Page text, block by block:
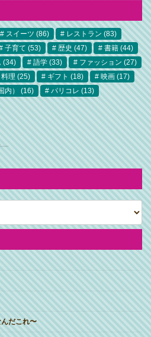
スイーツ (86) レストラン (83)
子育て (53) 歴史 (47) 書籍 (44)
(34) 語学 (33) ファッション (27)
料理 (25) ギフト (18) 映画 (17)
）
(16) パリコレ (13)
だこれ〜